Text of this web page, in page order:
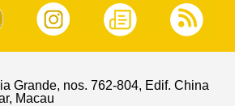
Grande, nos. 762-804, Edif. China
Macau